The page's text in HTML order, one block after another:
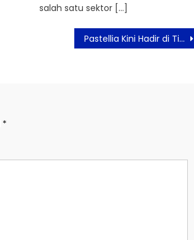
salah satu sektor […]
Pastellia Kini Hadir di Titipku, Pelanggan Jadi Bisa Beli Aneka Jajanan Pasar
*